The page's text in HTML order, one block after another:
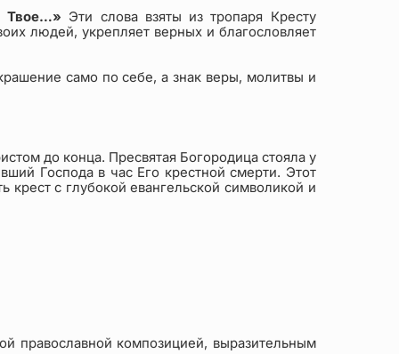
Твое…» Эти слова взяты из тропаря Кресту
людей, укрепляет верных и благословляет
само по себе, а знак веры, молитвы и
до конца. Пресвятая Богородица стояла у
Господа в час Его крестной смерти. Этот
с глубокой евангельской символикой и
православной композицией, выразительным